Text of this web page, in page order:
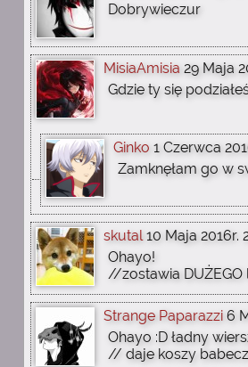
Dobrywieczur
MisiaAmisia 29 Maja
Gdzie ty się
Ginko 1 Czerwca
Zamknęłam go w
skutal 10 Maja 2016r.
Ohayo!
//zostawia DUŻEGO
Strange Paparazzi 6
Ohayo :D ładny
// daje koszy